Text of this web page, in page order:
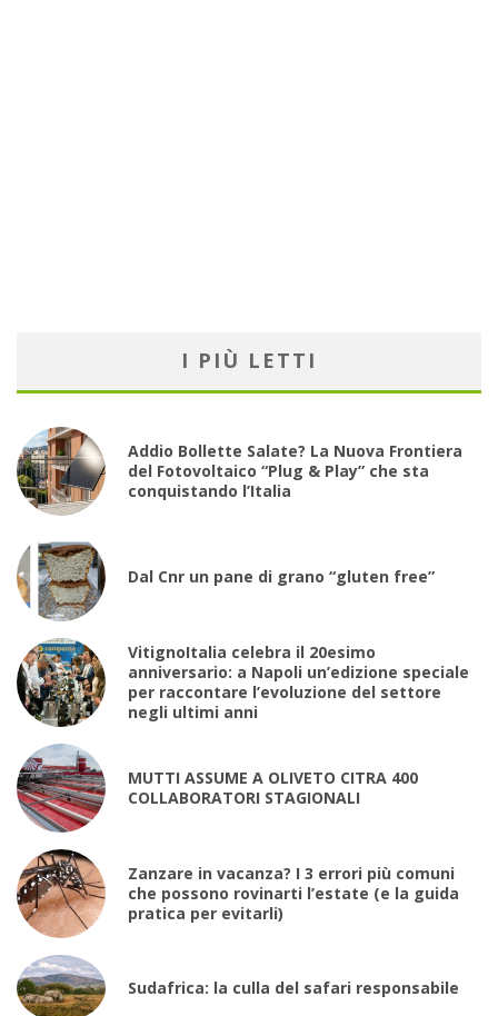
I PIÙ LETTI
Addio Bollette Salate? La Nuova Frontiera
del Fotovoltaico “Plug & Play” che sta
conquistando l’Italia
Dal Cnr un pane di grano “gluten free”
VitignoItalia celebra il 20esimo
anniversario: a Napoli un’edizione speciale
per raccontare l’evoluzione del settore
negli ultimi anni
MUTTI ASSUME A OLIVETO CITRA 400
COLLABORATORI STAGIONALI
Zanzare in vacanza? I 3 errori più comuni
che possono rovinarti l’estate (e la guida
pratica per evitarli)
Sudafrica: la culla del safari responsabile